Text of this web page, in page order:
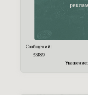
Сообщений:
33189
Уважение: